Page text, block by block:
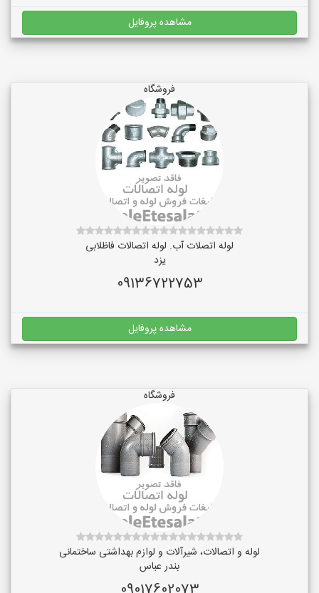
مشاهده پروفایل
فروشگاه
لوله اتصلات آب. لوله اتصالات فاظلابی
یزد
09136722753
مشاهده پروفایل
فروشگاه
لوله و اتصالات، شیرآلات و لوازم بهداشتی ساختمانی
بندر عباس